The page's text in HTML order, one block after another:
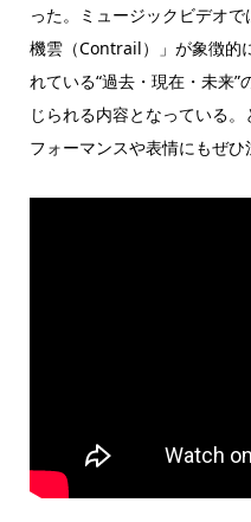
った。ミュージックビデオ
機雲（Contrail）」が象徴的
れている“過去・現在・未来
じられる内容となっている
フォーマンスや表情にもぜひ